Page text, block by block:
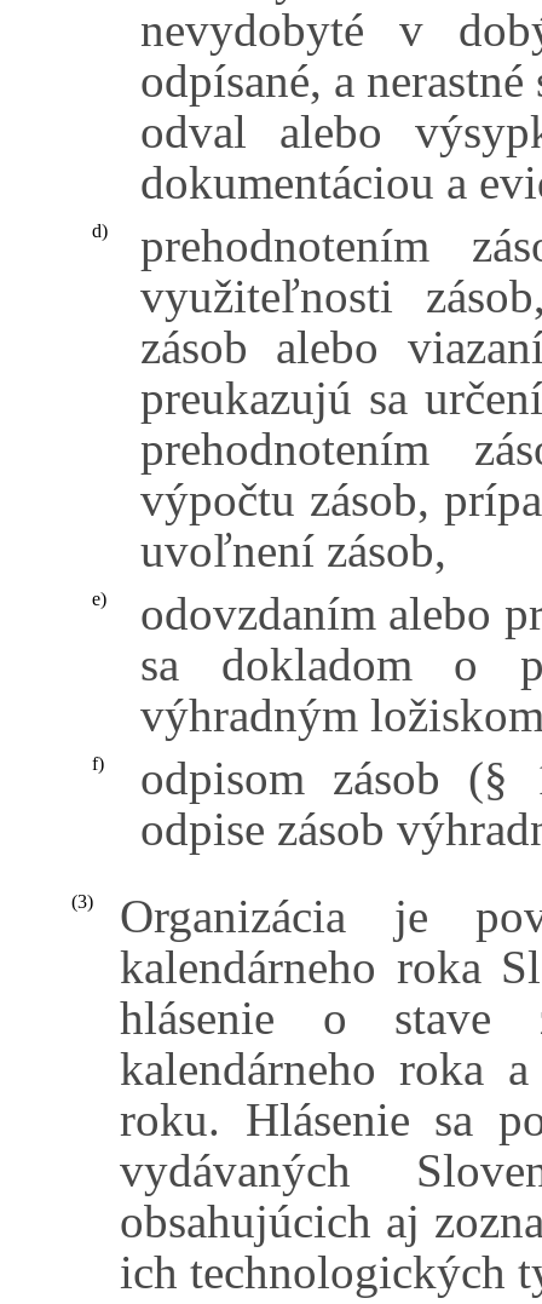
nevydobyté v
odpísané, a
odval alebo
dokumentáciou a
d)
prehodnotením
využiteľnosti
zásob alebo
preukazujú sa
prehodnotením
výpočtu zásob,
uvoľnení zásob,
e)
odovzdaním alebo
sa dokladom o
výhradným
f)
odpisom zásob (§
odpise zásob
(3)
Organizácia je
kalendárneho roka
hlásenie o stave
kalendárneho roka
roku. Hlásenie sa
vydávaných
obsahujúcich aj
ich technologických